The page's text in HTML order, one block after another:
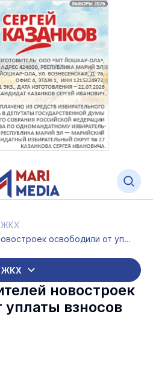
ЖКХ
В Марий Эл жителей новостроек освободили от уплаты взносов за капремонт
ЖКХ
новостроек
уплаты взносов